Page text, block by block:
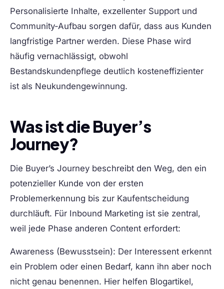
Personalisierte Inhalte, exzellenter Support und
Community-Aufbau sorgen dafür, dass aus Kunden
langfristige Partner werden. Diese Phase wird
häufig vernachlässigt, obwohl
Bestandskundenpflege deutlich kosteneffizienter
ist als Neukundengewinnung.
Was ist die Buyer’s
Journey?
Die Buyer’s Journey beschreibt den Weg, den ein
potenzieller Kunde von der ersten
Problemerkennung bis zur Kaufentscheidung
durchläuft. Für Inbound Marketing ist sie zentral,
weil jede Phase anderen Content erfordert:
Awareness (Bewusstsein): Der Interessent erkennt
ein Problem oder einen Bedarf, kann ihn aber noch
nicht genau benennen. Hier helfen Blogartikel,